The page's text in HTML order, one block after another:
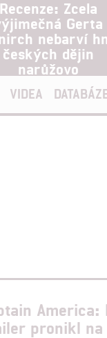
Recenze: Zcela
Gerta
nebarví
českých dějin
narůžovo
VIDEA
America:
pronikl